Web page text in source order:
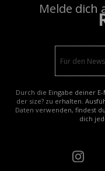
Melde dich
Durch die Eingabe deiner
der size? zu erhalten.
Daten verwenden, findest
dich